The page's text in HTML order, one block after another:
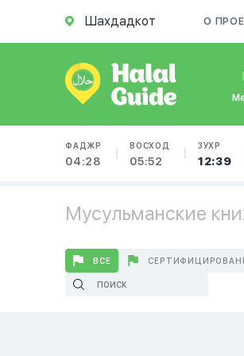
Шахдадкот О
ФАДЖР
04:28
ВОСХОД
05:52
ЗУХР
12:39
Мусульманские
ВСЕ